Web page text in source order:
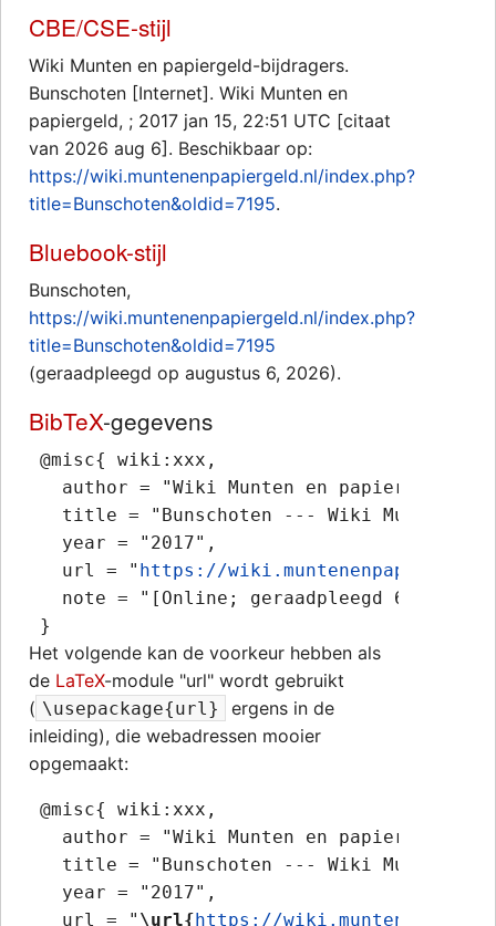
CBE/CSE-stijl
Wiki Munten en papiergeld-bijdragers.
Bunschoten [Internet]. Wiki Munten en
papiergeld, ; 2017 jan 15, 22:51 UTC [citaat
van 2026 aug 6]. Beschikbaar op:
https://wiki.muntenenpapiergeld.nl/index.php?
title=Bunschoten&oldid=7195.
Bluebook-stijl
Bunschoten,
https://wiki.muntenenpapiergeld.nl/index.php?
title=Bunschoten&oldid=7195
(geraadpleegd op augustus 6, 2026).
BibTeX-gegevens
@misc{ wiki:xxx,
   author = "Wiki Munten en papiergeld",
title = "Bunschoten --- Wiki Munten en
   year = "2017",
   url = "
https://
note = "[Online; geraadpleegd 6-
Het volgende kan de voorkeur hebben als
de LaTeX-module "url" wordt gebruikt
( \usepackage{url}
ergens in de
inleiding), die webadressen mooier
opgemaakt:
@misc{ wiki:xxx,
   author = "Wiki Munten en papiergeld",
title = "Bunschoten --- Wiki Munten en
   year = "2017",
   url = "
\url{https://